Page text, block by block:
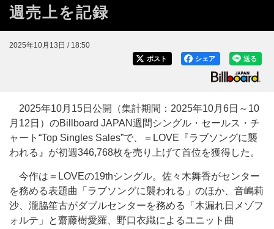
週売上を記録
2025年10月13日 / 18:50
送る
シェア
ポスト
2025年10月15日公開（集計期間：2025年10月6日～10
月12日）のBillboard JAPAN週間シングル・セールス・チ
ャート“Top Singles Sales”で、＝LOVE『ラブソングに襲
われる』が初週346,768枚を売り上げて首位を獲得した。
今作は＝LOVEの19thシングル。佐々木舞香がセンター
を務める表題曲「ラブソングに襲われる」のほか、音嶋莉
沙、瀧脇笙古がダブルセンターを務める「木漏れ日メゾフ
ォルテ」と齋藤樹愛羅、野口衣織によるユニット曲